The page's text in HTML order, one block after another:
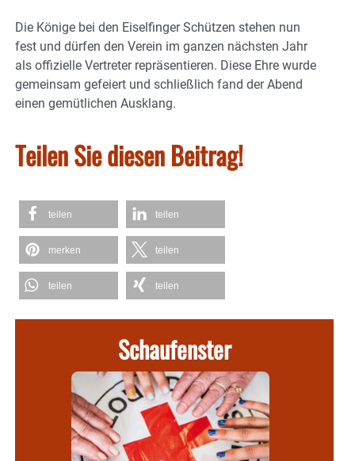
Die Könige bei den Eiselfinger Schützen stehen nun
fest und dürfen den Verein im ganzen nächsten Jahr
als offizielle Vertreter repräsentieren. Diese Ehre wurde
gemeinsam gefeiert und schließlich fand der Abend
einen gemütlichen Ausklang.
Teilen Sie diesen Beitrag!
teilen teilen
merken teilen
teilen teilen
Schaufenster